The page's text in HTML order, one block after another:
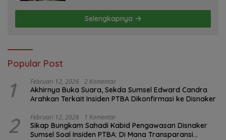
Selengkapnya
Popular Post
1 Februari 12, 2026 2 Komentar
Akhirnya Buka Suara, Sekda Sumsel Edward Candra
Arahkan Terkait Insiden PTBA Dikonfirmasi ke Disnaker
2 Februari 12, 2026 1 Komentar
Sikap Bungkam Sahadi Kabid Pengawasan Disnaker
Sumsel Soal Insiden PTBA: Di Mana Transparansi